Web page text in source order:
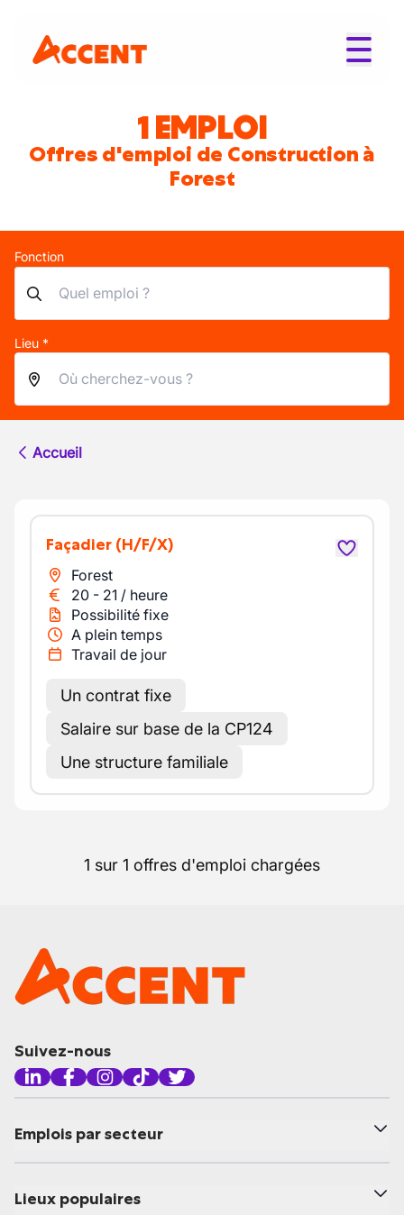
1 EMPLOI
Offres d'emploi de Construction à
Forest
Fonction
Lieu *
Accueil
Façadier (H/F/X)
Forest
20 - 21 / heure
Possibilité fixe
A plein temps
Travail de jour
Un contrat fixe
Salaire sur base de la CP124
Une structure familiale
1 sur 1 offres d'emploi chargées
Suivez-nous
Emplois par secteur
Lieux populaires